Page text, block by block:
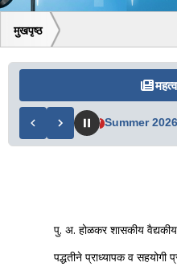
मुखपृष्ठ
2026 NEW Summer 2026 II
पु. अ. होळकर शासकीय वैद्यकीय
पद्धतीने प्राध्यापक व सहयोगी